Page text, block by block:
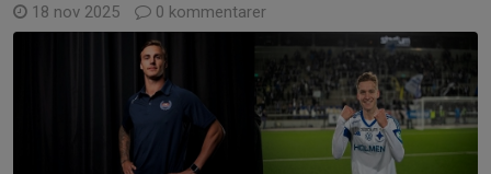
18 nov 2025 0 kommentarer